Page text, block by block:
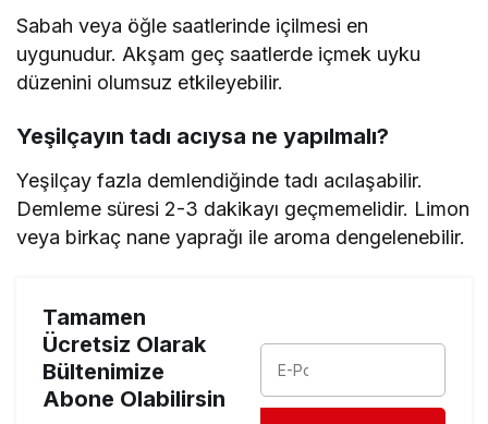
Sabah veya öğle saatlerinde içilmesi en
uygunudur. Akşam geç saatlerde içmek uyku
düzenini olumsuz etkileyebilir.
Yeşilçayın tadı acıysa ne yapılmalı?
Yeşilçay fazla demlendiğinde tadı acılaşabilir.
Demleme süresi 2-3 dakikayı geçmemelidir. Limon
veya birkaç nane yaprağı ile aroma dengelenebilir.
Tamamen
Ücretsiz Olarak
Bültenimize
Abone Olabilirsin